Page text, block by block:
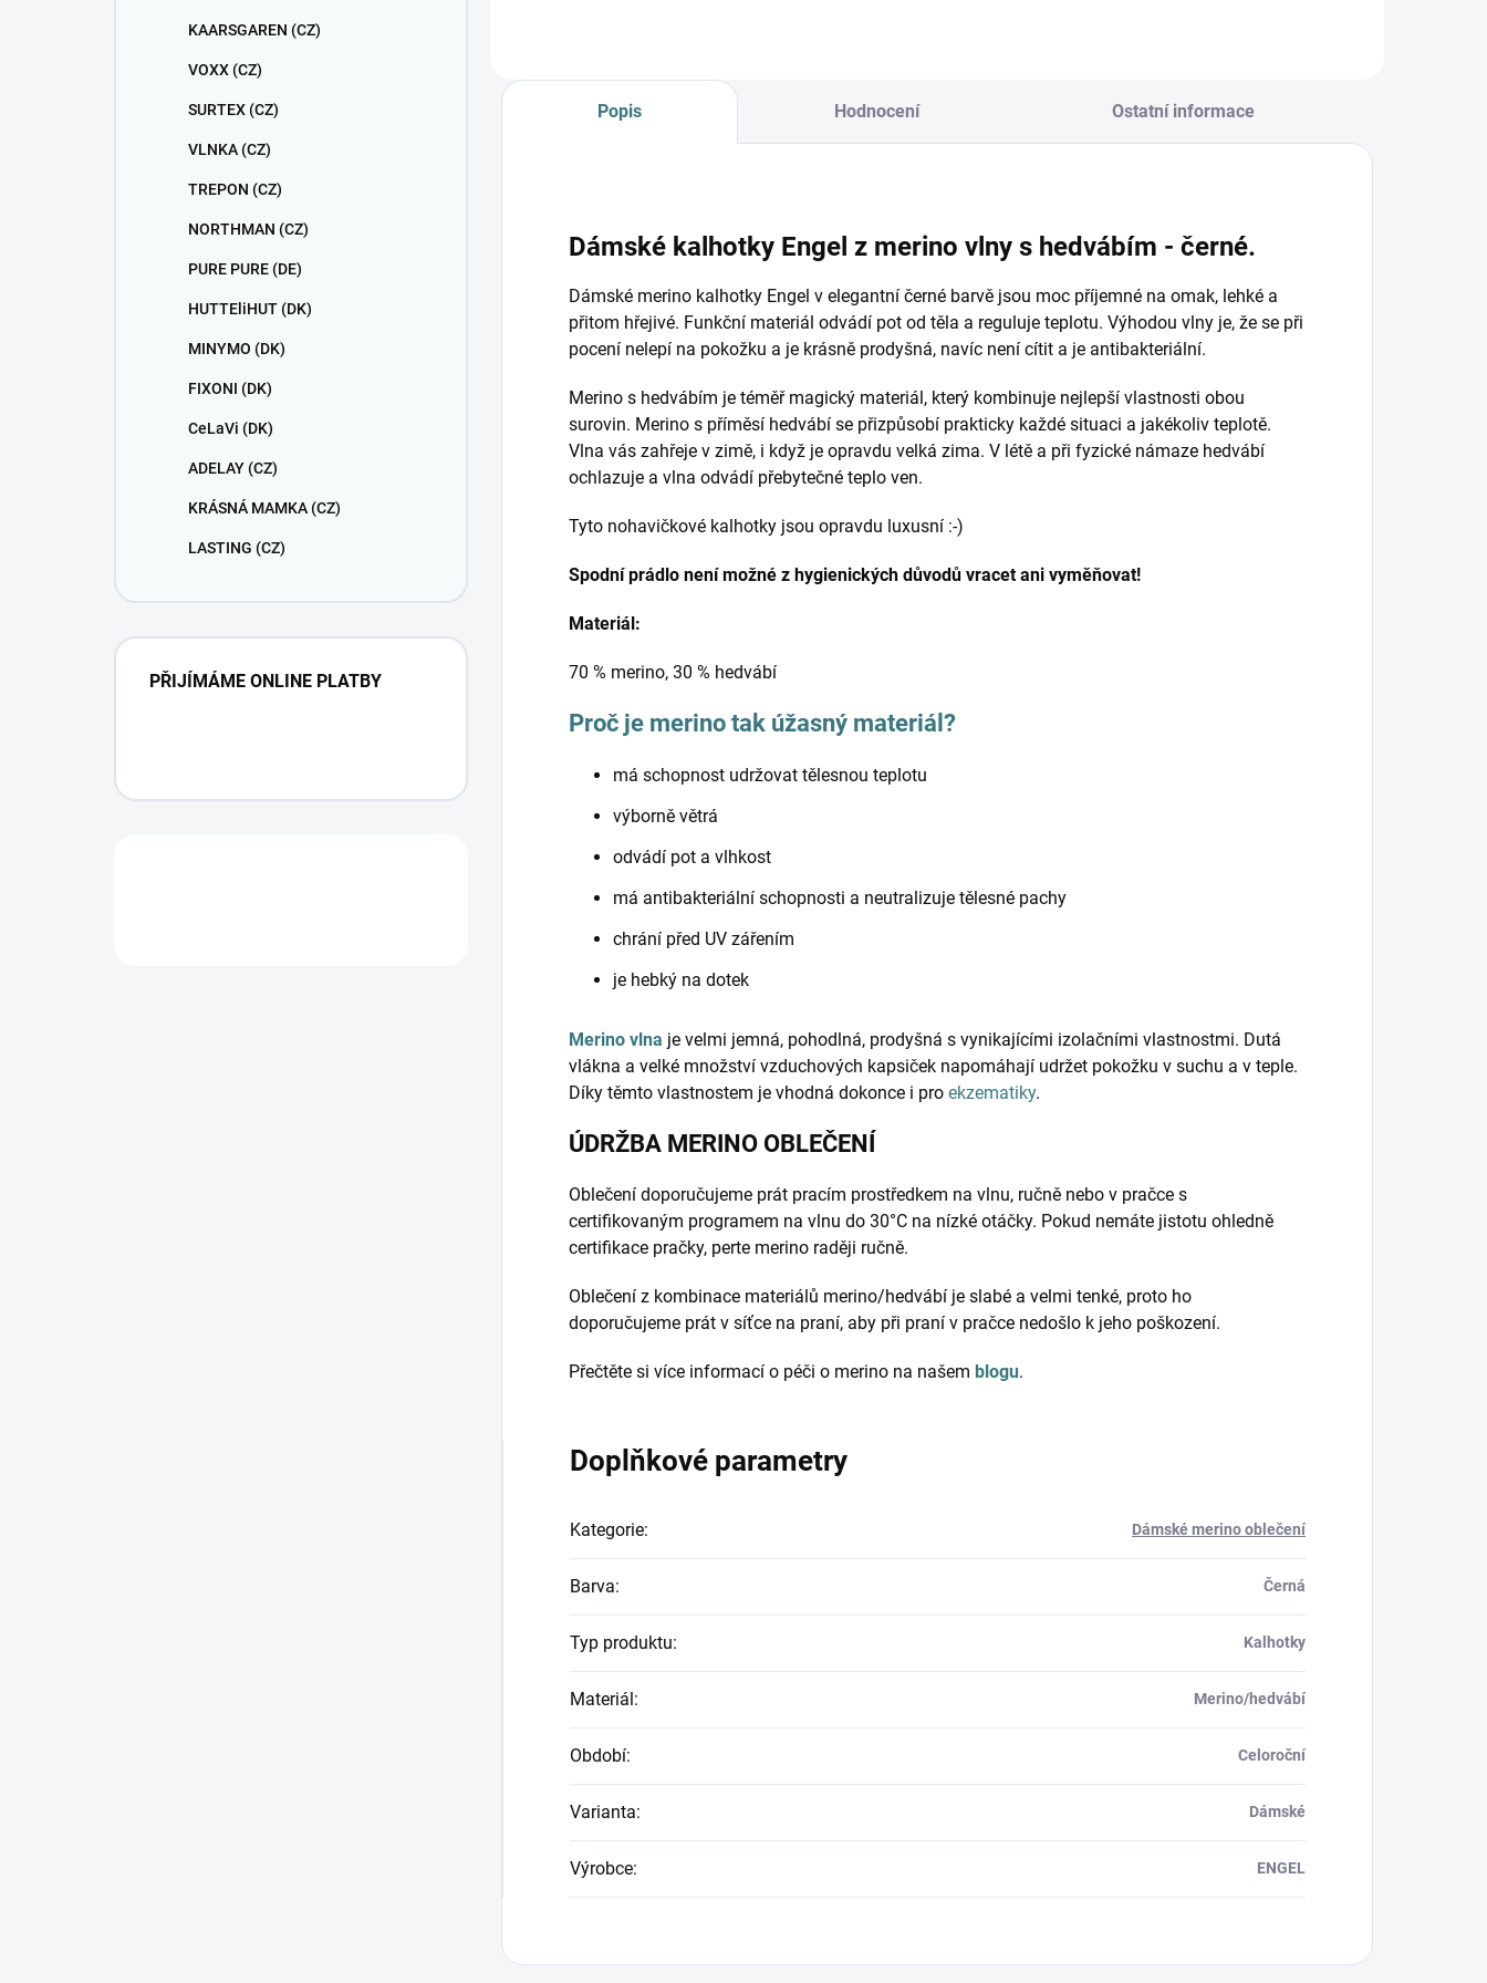
KAARSGAREN (CZ)
VOXX (CZ)
SURTEX (CZ)
VLNKA (CZ)
TREPON (CZ)
NORTHMAN (CZ)
PURE PURE (DE)
HUTTEliHUT (DK)
MINYMO (DK)
FIXONI (DK)
CeLaVi (DK)
ADELAY (CZ)
KRÁSNÁ MAMKA (CZ)
LASTING (CZ)
PŘIJÍMÁME ONLINE PLATBY
Popis Hodnocení Ostatní informace
Dámské kalhotky Engel z merino vlny s hedvábím - černé.
Dámské merino kalhotky Engel v elegantní černé barvě jsou moc příjemné na omak, lehké a
přitom hřejivé. Funkční materiál odvádí pot od těla a reguluje teplotu. Výhodou vlny je, že se při
pocení nelepí na pokožku a je krásně prodyšná, navíc není cítit a je antibakteriální.
Merino s hedvábím je téměř magický materiál, který kombinuje nejlepší vlastnosti obou
surovin. Merino s příměsí hedvábí se přizpůsobí prakticky každé situaci a jakékoliv teplotě.
Vlna vás zahřeje v zimě, i když je opravdu velká zima. V létě a při fyzické námaze hedvábí
ochlazuje a vlna odvádí přebytečné teplo ven.
Tyto nohavičkové kalhotky jsou opravdu luxusní :-)
Spodní prádlo není možné z hygienických důvodů vracet ani vyměňovat!
Materiál:
70 % merino, 30 % hedvábí
Proč je merino tak úžasný materiál?
má schopnost udržovat tělesnou teplotu
výborně větrá
odvádí pot a vlhkost
má antibakteriální schopnosti a neutralizuje tělesné pachy
chrání před UV zářením
je hebký na dotek
Merino vlna je velmi jemná, pohodlná, prodyšná s vynikajícími izolačními vlastnostmi. Dutá
vlákna a velké množství vzduchových kapsiček napomáhají udržet pokožku v suchu a v teple.
Díky těmto vlastnostem je vhodná dokonce i pro ekzematiky.
ÚDRŽBA MERINO OBLEČENÍ
Oblečení doporučujeme prát pracím prostředkem na vlnu, ručně nebo v pračce s
certifikovaným programem na vlnu do 30°C na nízké otáčky. Pokud nemáte jistotu ohledně
certifikace pračky, perte merino raději ručně.
Oblečení z kombinace materiálů merino/hedvábí je slabé a velmi tenké, proto ho
doporučujeme prát v síťce na praní, aby při praní v pračce nedošlo k jeho poškození.
Přečtěte si více informací o péči o merino na našem blogu.
Doplňkové parametry
Kategorie: Dámské merino oblečení
Barva: Černá
Typ produktu: Kalhotky
Materiál: Merino/hedvábí
Období: Celoroční
Varianta: Dámské
Výrobce: ENGEL